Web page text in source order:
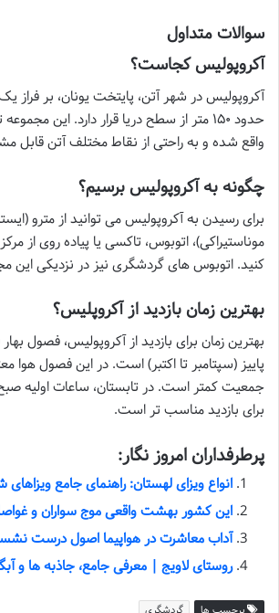
سوالات متداول
آکروپولیس کجاست؟
آکروپولیس در شهر آتن، پایتخت یونان، بر فراز
حدود ۱۵۰ متر از سطح دریا قرار دارد. این
واقع شده و به راحتی از نقاط مختلف آتن قابل
چگونه به آکروپولیس برسیم؟
برای رسیدن به آکروپولیس می توانید از مترو
موناستیراکی)، اتوبوس، تاکسی یا پیاده روی از
کنید. اتوبوس های گردشگری نیز در نزدیکی این
بهترین زمان بازدید از آکروپلیس؟
بهترین زمان برای بازدید از آکروپولیس، فصول
پاییز (سپتامبر تا اکتبر) است. در این فصول هوا
جمعیت کمتر است. در تابستان، ساعات اولیه صبح
برای بازدید مناسب تر است.
پرطرفداران امروز نگار:
انواع ویزای لهستان: راهنمای جامع
این کشور بهشت واقعی موج سواران و
آداب معاشرت در هواپیما اصول درست
روستای لاویج | معرفی جامع، جاذبه ها و
برچسب ها گردشگری